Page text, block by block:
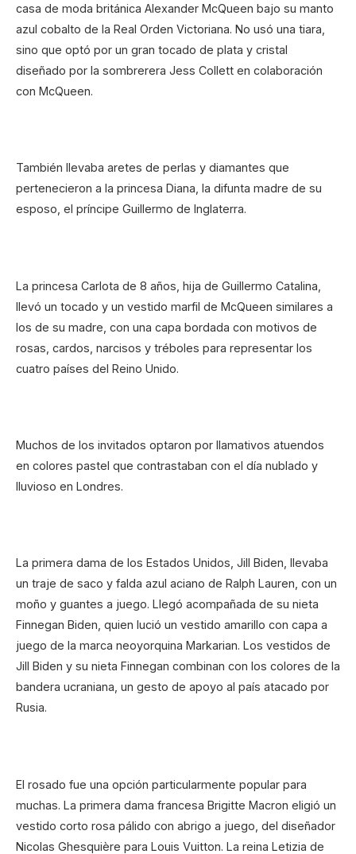
casa de moda británica Alexander McQueen bajo su manto
azul cobalto de la Real Orden Victoriana. No usó una tiara,
sino que optó por un gran tocado de plata y cristal
diseñado por la sombrerera Jess Collett en colaboración
con McQueen.
También llevaba aretes de perlas y diamantes que
pertenecieron a la princesa Diana, la difunta madre de su
esposo, el príncipe Guillermo de Inglaterra.
La princesa Carlota de 8 años, hija de Guillermo Catalina,
llevó un tocado y un vestido marfil de McQueen similares a
los de su madre, con una capa bordada con motivos de
rosas, cardos, narcisos y tréboles para representar los
cuatro países del Reino Unido.
Muchos de los invitados optaron por llamativos atuendos
en colores pastel que contrastaban con el día nublado y
lluvioso en Londres.
La primera dama de los Estados Unidos, Jill Biden, llevaba
un traje de saco y falda azul aciano de Ralph Lauren, con un
moño y guantes a juego. Llegó acompañada de su nieta
Finnegan Biden, quien lució un vestido amarillo con capa a
juego de la marca neoyorquina Markarian. Los vestidos de
Jill Biden y su nieta Finnegan combinan con los colores de la
bandera ucraniana, un gesto de apoyo al país atacado por
Rusia.
El rosado fue una opción particularmente popular para
muchas. La primera dama francesa Brigitte Macron eligió un
vestido corto rosa pálido con abrigo a juego, del diseñador
Nicolas Ghesquière para Louis Vuitton. La reina Letizia de